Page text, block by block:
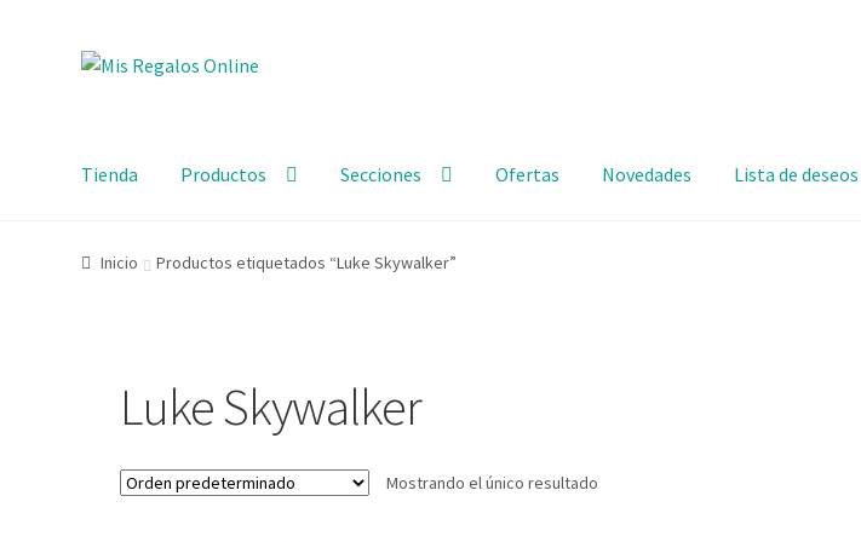
Tienda Productos Secciones Ofertas Novedades Lista de deseos
Inicio Productos etiquetados “Luke Skywalker”
Luke Skywalker
Mostrando el único resultado